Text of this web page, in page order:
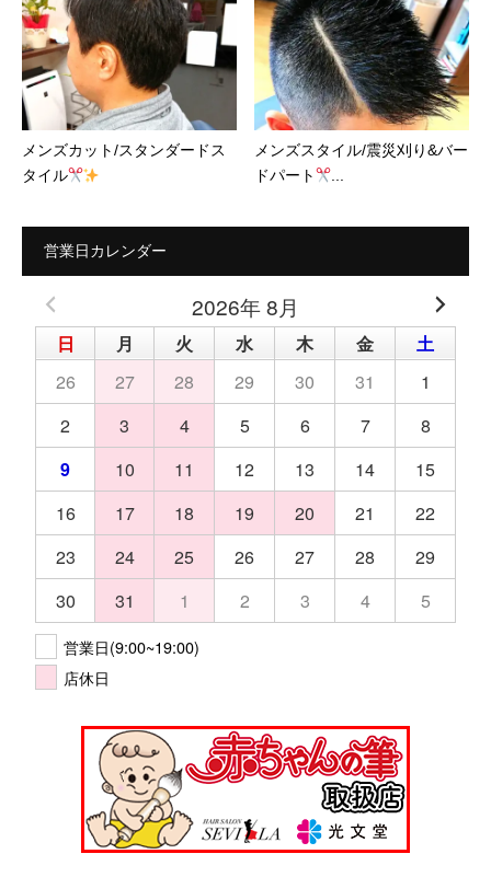
メンズカット/スタンダードス
タイル
メンズスタイル/震災刈り&バー
ドパート
...
営業日カレンダー
2026年 8月
日 月 火 水 木 金
土
26
27 28 29 30 31
1
2
3 4 5 6 7
8
9
10 11 12 13 14
15
16
17 18 19 20 21
22
23
24 25 26 27 28
29
30
31 1 2 3 4 5
営業日(9:00~19:00)
店休日